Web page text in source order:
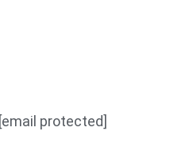
[email protected]